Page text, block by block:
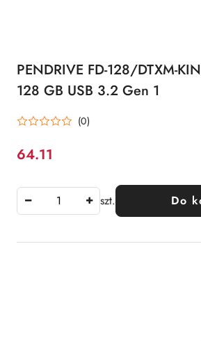
PENDRIVE FD-128/DTXM-
128 GB USB 3.2 Gen 1
(0)
Cena:
64.11
szt. Do